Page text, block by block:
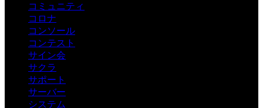
コミュニティ
コロナ
コンソール
コンテスト
サイン会
サクラ
サポート
サーバー
システム